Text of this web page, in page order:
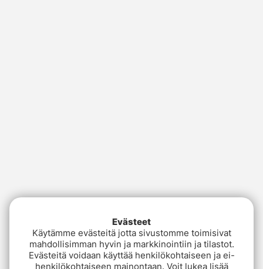
Evästeet
Käytämme evästeitä jotta sivustomme toimisivat
mahdollisimman hyvin ja markkinointiin ja tilastot.
Evästeitä voidaan käyttää henkilökohtaiseen ja ei-
henkilökohtaiseen mainontaan. Voit lukea lisää